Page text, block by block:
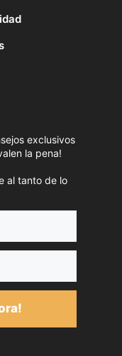
exclusivos
la pena!
al tanto de lo